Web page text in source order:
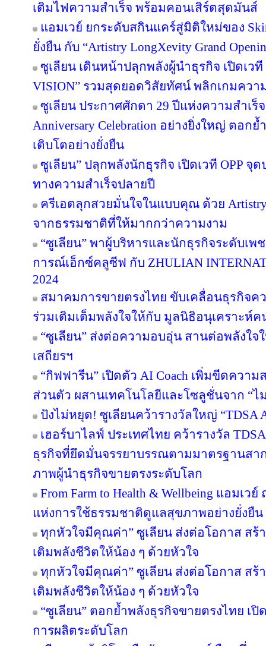
เติมไฟความสำเร็จ พร้อมคอนเสิร์ตสุดมันส์
แอมเวย์ ยกระดับสกินแคร์สู่มิติใหม่ของ
ยั่งยืน กับ “Artistry LongXevity Grand
ซูเลียน เดินหน้าปลุกพลังผู้นำธุรกิจ เปิดเวที
VISION” รวมสุดยอดวิสัยทัศน์ พลิกเกมคว
ซูเลียน ประกาศศักดา 29 ปีแห่งความสำเร็
Anniversary Celebration อย่างยิ่งใหญ่ ตอก
เติบโตอย่างยั่งยืน
ซูเลียน” ปลุกพลังนักธุรกิจ เปิดเวที OPP จุ
ทางความสำเร็จปลายปี
ครีเอตลุกสวยมั่นใจในแบบคุณ ด้วย
จากธรรมชาติที่ให้มากกว่าความงาม
“ซูเลียน” พาผู้บริหารและนักธุรกิจระดับเ
การณ์เอ็กซ์คลูซีฟ กับ ZHULIAN
2024
สมาคมการขายตรงไทย ขับเคลื่อนธุรกิจ
ร่วมเติมเต็มพลังใจให้กับ มูลนิธิอนุเคราะห์ค
“ซูเลียน” ส่งต่อความอบอุ่น สานต่อพลังใจใ
เสถียรฯ
“กิฟฟารีน” เปิดตัว AI Coach เพิ่มขีดควา
ส่วนตัว ผสานเทคโนโลยีและโซลูชั่นจาก “
ปังไม่หยุด! ซูเลียนคว้ารางวัลใหญ่ “TDSA
เฮอร์บาไลฟ์ ประเทศไทย คว้ารางวัล
ธุรกิจที่ยึดมั่นจรรยาบรรณตามมาตรฐานสา
ภาพผู้นำธุรกิจขายตรงระดับโลก
From Farm to Health & Wellbeing แอมเ
แห่งการใช้ธรรมชาติดูแลสุขภาพอย่างยั่งยืน
ทุกหัวใจมีคุณค่า” ซูเลียน ส่งต่อโอกาส สร้
เติมพลังชีวิตให้น้อง ๆ ด้วยหัวใจ
ทุกหัวใจมีคุณค่า” ซูเลียน ส่งต่อโอกาส สร้
เติมพลังชีวิตให้น้อง ๆ ด้วยหัวใจ
“ซูเลียน” ตอกย้ำพลังธุรกิจขายตรงไทย เ
การผลิตระดับโลก